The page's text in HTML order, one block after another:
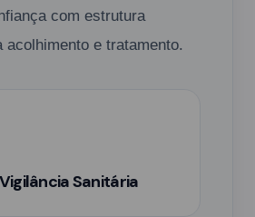
com estrutura
acolhimento e tratamento.
Sanitária